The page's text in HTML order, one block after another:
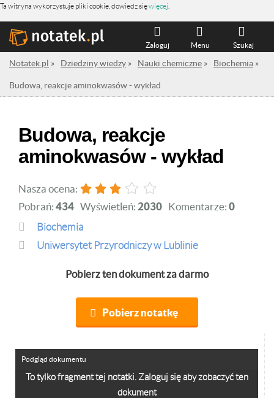
Ta witryna wykorzystuje pliki cookie, dowiedz sięwięcej
Szukaj
Menu
Zaloguj
Notatek.pl » Dziedziny wiedzy » Nauki chemiczne » Biochemia »
Budowa, reakcje aminokwasów - wykład
Budowa, reakcje
aminokwasów - wykład
Nasza ocena:
Pobrań: 434 Wyświetleń: 2030 Komentarze: 0
Biochemia
Uniwersytet Przyrodniczy w Lublinie
Pobierz ten dokument za darmo
Pobierz notatkę
To tylko fragment tej notatki. Zaloguj się aby zobaczyć ten
dokument
Podgląd dokumentu